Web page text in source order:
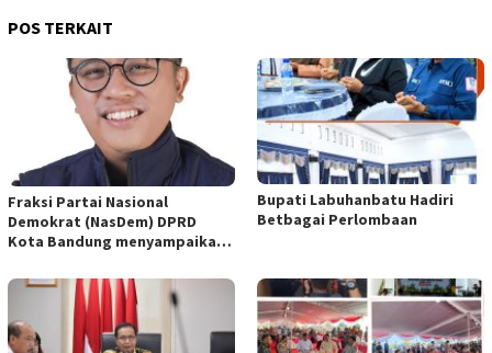
POS TERKAIT
Fraksi Partai Nasional
Demokrat (NasDem) DPRD
Kota Bandung menyampaikan
empat Rancangan Peraturan
Daerah (Raperda) yang
diajukan Pemerintah Kota
Bandung
Bupati Labuhanbatu Hadiri
Betbagai Perlombaan